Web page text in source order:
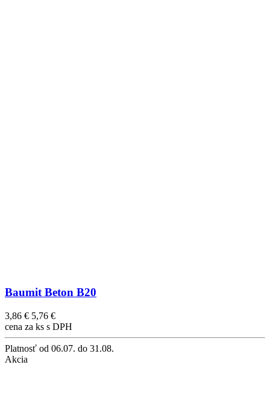
Baumit Beton B20
3,86 € 5,76 €
cena za ks s DPH
Platnosť od 06.07. do 31.08.
Akcia